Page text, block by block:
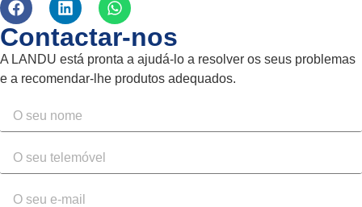
Contactar-nos
A LANDU está pronta a ajudá-lo a resolver os seus problemas
e a recomendar-lhe produtos adequados.